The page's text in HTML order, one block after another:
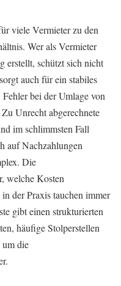
viele Vermieter zu den
Wer als Vermieter
erstellt, schützt sich nicht
auch für ein stabiles
bei der Umlage von
Unrecht abgerechnete
im schlimmsten Fall
auf Nachzahlungen
Die
welche Kosten
der Praxis tauchen immer
gibt einen strukturierten
häufige Stolperstellen
um die